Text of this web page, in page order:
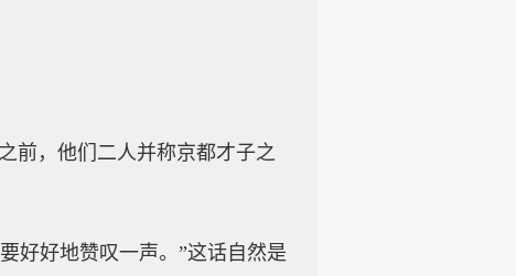
前，他们二人并称京都才子之
好好地赞叹一声。”这话自然是